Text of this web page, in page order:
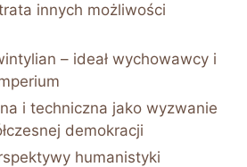
innych możliwości
– ideał wychowawcy i
i techniczna jako wyzwanie
demokracji
humanistyki